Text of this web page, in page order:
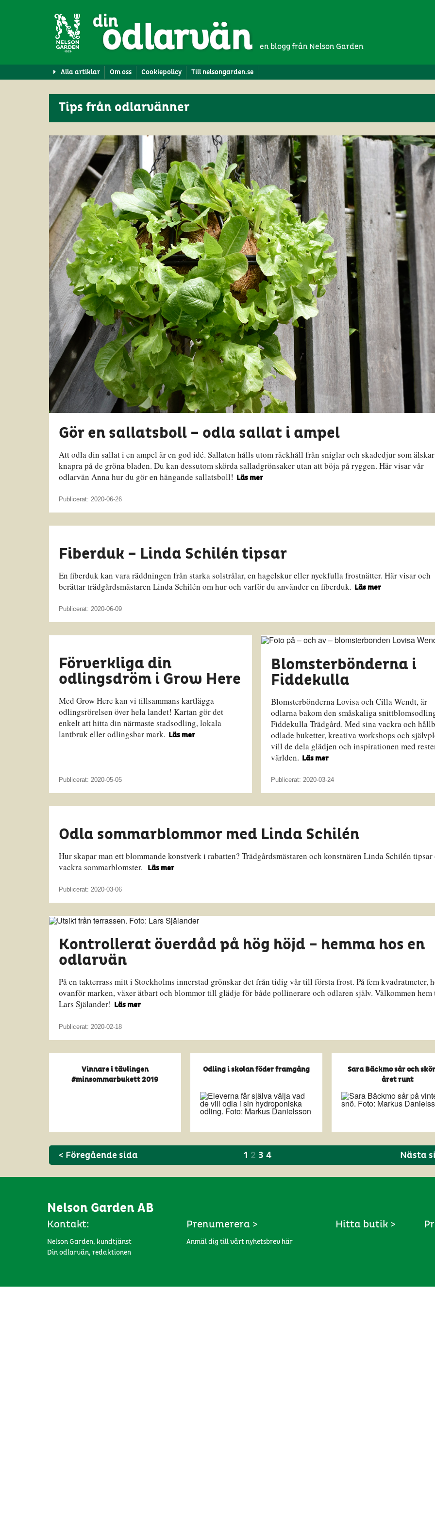
en blogg från Nelson Garden
Alla artiklar Om oss Cookiepolicy Till nelsongarden.se
Tips från odlarvänner
Gör en sallatsboll – odla sallat i ampel
Att odla din sallat i en ampel är en god idé. Sallaten hålls utom räckhåll från sniglar och skadedjur som
knapra på de gröna bladen. Du kan dessutom skörda salladgrönsaker utan att böja på ryggen. Här visar vår
odlarvän Anna hur du gör en hängande sallatsboll!
Läs mer
Publicerat: 2020-06-26
Fiberduk – Linda Schilén tipsar
En fiberduk kan vara räddningen från starka solstrålar, en hagelskur eller nyckfulla frostnätter. Här visar och
berättar trädgårdsmästaren Linda Schilén om hur och varför du använder en fiberduk.
Läs mer
Publicerat: 2020-06-09
Förverkliga din
odlingsdröm i Grow Here
Med Grow Here kan vi tillsammans kartlägga
odlingsrörelsen över hela landet! Kartan gör det
enkelt att hitta din närmaste stadsodling, lokala
lantbruk eller odlingsbar mark. Läs mer
Publicerat: 2020-05-05
Blomsterbönderna i
Fiddekulla
Blomsterbönderna Lovisa och Cilla Wendt, är
odlarna bakom den småskaliga
Fiddekulla Trädgård. Med sina vackra och
odlade buketter, kreativa workshops och
vill de dela glädjen och inspirationen med
världen. Läs mer
Publicerat: 2020-03-24
Odla sommarblommor med Linda Schilén
Hur skapar man ett blommande konstverk i rabatten? Trädgårdsmästaren och konstnären Linda Schilén tipsar
vackra sommarblomster.
Läs mer
Publicerat: 2020-03-06
Kontrollerat överdåd på hög höjd – hemma hos en
odlarvän
På en takterrass mitt i Stockholms innerstad grönskar det från tidig vår till första frost. På fem kvadratmeter,
ovanför marken, växer ätbart och blommor till glädje för både pollinerare och odlaren själv. Välkommen
Lars Själander!
Läs mer
Publicerat: 2020-02-18
Vinnare i tävlingen
#minsommarbukett 2019
Odling i skolan föder framgång
Sara Bäckmo sår och
året runt
< Föregående sida Nästa
1 2 3 4
Nelson Garden AB
Kontakt:
Nelson Garden, kundtjänst
Din odlarvän, redaktionen
Prenumerera >
Anmäl dig till vårt nyhetsbrev här
Hitta butik >